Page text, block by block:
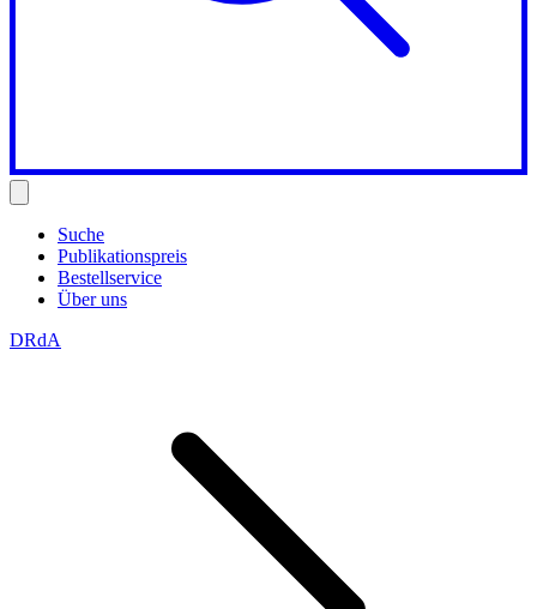
Suche
Publikationspreis
Bestellservice
Über uns
DRdA